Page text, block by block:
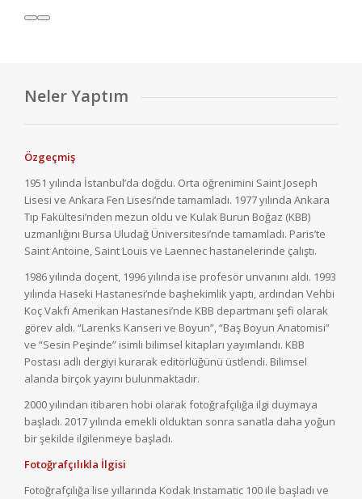
Neler Yaptım
Özgeçmiş
1951 yılında İstanbul’da doğdu. Orta öğrenimini Saint Joseph
Lisesi ve Ankara Fen Lisesi’nde tamamladı. 1977 yılında Ankara
Tıp Fakültesi’nden mezun oldu ve Kulak Burun Boğaz (KBB)
uzmanlığını Bursa Uludağ Üniversitesi’nde tamamladı. Paris’te
Saint Antoine, Saint Louis ve Laennec hastanelerinde çalıştı.
1986 yılında doçent, 1996 yılında ise profesör unvanını aldı. 1993
yılında Haseki Hastanesi’nde başhekimlik yaptı, ardından Vehbi
Koç Vakfı Amerikan Hastanesi’nde KBB departmanı şefi olarak
görev aldı. “Larenks Kanseri ve Boyun”, “Baş Boyun Anatomisi”
ve “Sesin Peşinde” isimli bilimsel kitapları yayımlandı. KBB
Postası adlı dergiyi kurarak editörlüğünü üstlendi. Bilimsel
alanda birçok yayını bulunmaktadır.
2000 yılından itibaren hobi olarak fotoğrafçılığa ilgi duymaya
başladı. 2017 yılında emekli olduktan sonra sanatla daha yoğun
bir şekilde ilgilenmeye başladı.
Fotoğrafçılıkla İlgisi
Fotoğrafçılığa lise yıllarında Kodak Instamatic 100 ile başladı ve